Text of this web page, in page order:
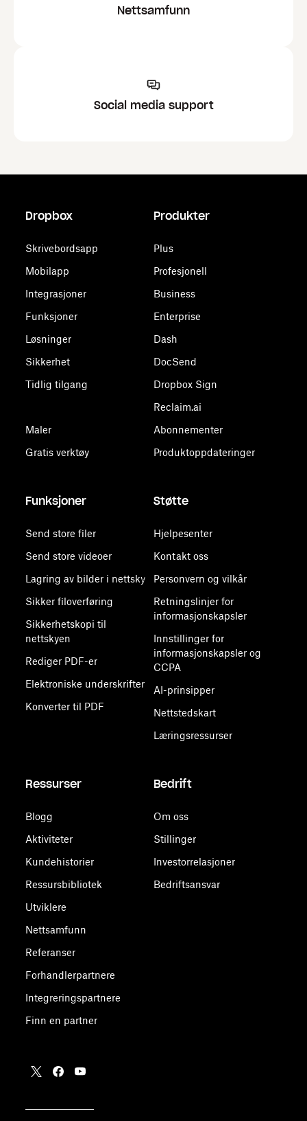
Nettsamfunn
Social media support
Dropbox
Skrivebordsapp
Mobilapp
Integrasjoner
Funksjoner
Løsninger
Sikkerhet
Tidlig tilgang
Maler
Gratis verktøy
Produkter
Plus
Profesjonell
Business
Enterprise
Dash
DocSend
Dropbox Sign
Reclaim.ai
Abonnementer
Produktoppdateringer
Funksjoner
Send store filer
Send store videoer
Lagring av bilder i nettsky
Sikker filoverføring
Sikkerhetskopi til
nettskyen
Rediger PDF-er
Elektroniske underskrifter
Konverter til PDF
Støtte
Hjelpesenter
Kontakt oss
Personvern og vilkår
Retningslinjer for
informasjonskapsler
Innstillinger for
informasjonskapsler og
CCPA
AI-prinsipper
Nettstedskart
Læringsressurser
Ressurser
Blogg
Aktiviteter
Kundehistorier
Ressursbibliotek
Utviklere
Nettsamfunn
Referanser
Forhandlerpartnere
Integreringspartnere
Finn en partner
Bedrift
Om oss
Stillinger
Investorrelasjoner
Bedriftsansvar